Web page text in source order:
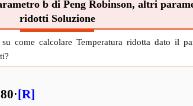
b di Peng Robinson, altri
ridotti Soluzione
come calcolare Temperatura ridotta dato il
⋅[R]